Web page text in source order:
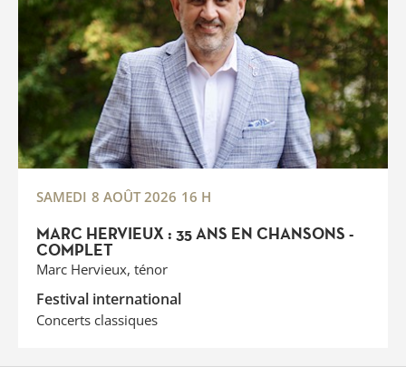
MARC HERVIEUX : 35 ANS EN CHANSONS -
COMPLET
Marc Hervieux, ténor
Festival international
Concerts classiques
SAMEDI 8 AOÛT 2026 16 H